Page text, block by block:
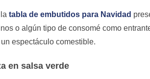
tabla de embutidos para Navidad
o algún tipo de consomé como
espectáculo comestible.
en salsa verde